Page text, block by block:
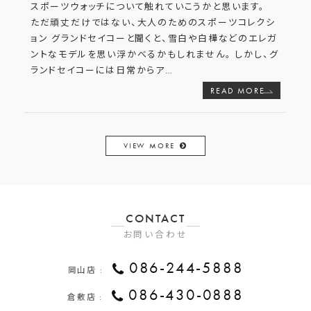
スポーツウォッチについて触れていこうかと思います。
ただ頑丈だけではない、大人のためのスポーツコレクシ
ョン グランドセイコーと聞くと、雪白や白樺などのエレガ
ントなモデルを思い浮かべるかもしれません。 しかし、グ
ランドセイコーには日常からア…
READ MORE
VIEW MORE
CONTACT
お問い合わせ
岡山店 : 086-244-5888
倉敷店 : 086-430-0888